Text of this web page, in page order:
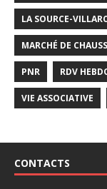
LA SOURCE-
MARCHÉ DE
PNR RDV
VIE ASSOCIATIVE
CONTACTS